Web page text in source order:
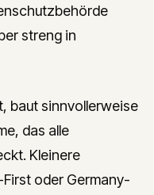
streng in
baut sinnvollerweise
das alle
Kleinere
oder Germany-